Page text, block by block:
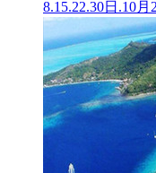
8.15.22.30日.10月